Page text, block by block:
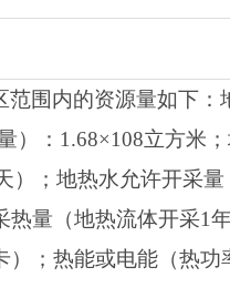
围内的资源量如下
）：1.68×108立方米
）；地热水允许开采
量（地热流体开采1
；热能或电能（热功